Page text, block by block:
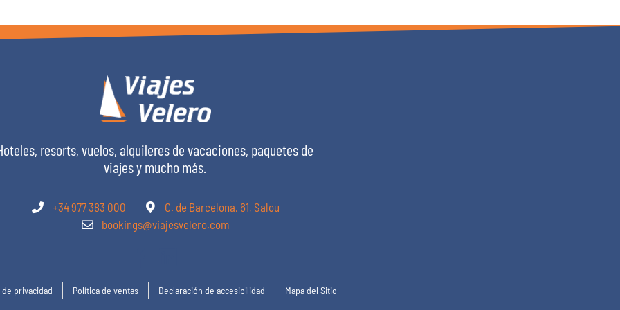
resorts, vuelos, alquileres de vacaciones, paquetes de
viajes y mucho más.
+34 977 383 000
C. de Barcelona, 61, Salou
bookings@viajesvelero.com
de privacidad Política de ventas Declaración de accesibilidad Mapa del Sitio